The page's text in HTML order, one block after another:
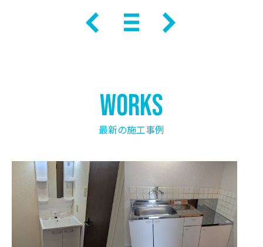
works
最新の施工事例